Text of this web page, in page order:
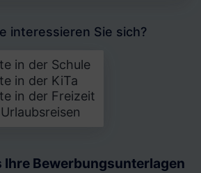
interessieren Sie sich?
Ihre Bewerbungsunterlagen